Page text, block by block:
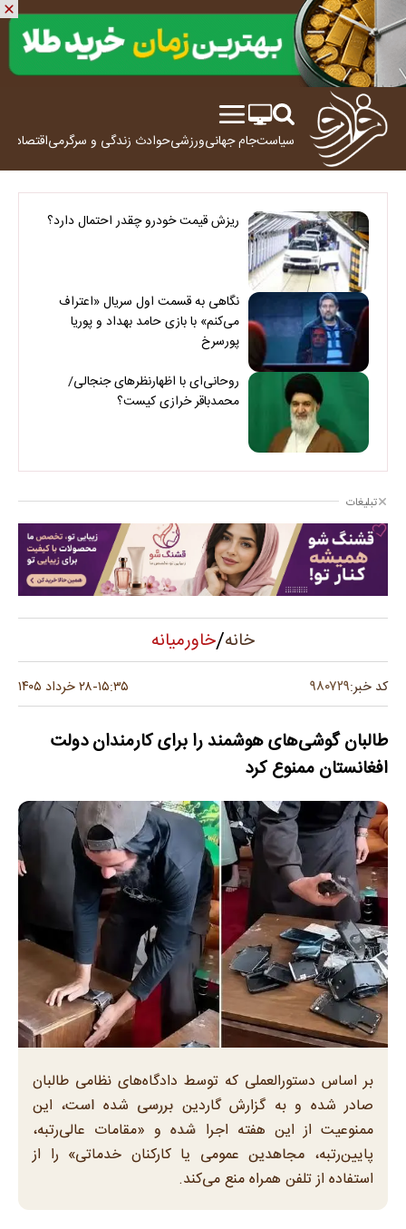
سیاستجام جهانیورزشیحوادث زندگی و سرگرمیاقتصاد
ریزش قیمت خودرو چقدر احتمال دارد؟
نگاهی به قسمت اول سریال «اعتراف
می‌کنم» با بازی حامد بهداد و پوریا
پورسرخ
روحانی‌ای با اظهارنظرهای جنجالی/
محمدباقر خرازی کیست؟
تبلیغات
خانه/خاورمیانه
کد خبر:۹۸۰۷۲۹ ۱۵:۳۵-۲۸ خرداد ۱۴۰۵
طالبان گوشی‌های هوشمند را برای کارمندان دولت
افغانستان ممنوع کرد
بر اساس دستورالعملی که توسط دادگاه‌های نظامی طالبان
صادر شده و به گزارش گاردین بررسی شده است، این
ممنوعیت از این هفته اجرا شده و «مقامات عالی‌رتبه،
پایین‌رتبه، مجاهدین عمومی یا کارکنان خدماتی» را از
استفاده از تلفن همراه منع می‌کند.